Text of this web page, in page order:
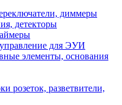
диммеры
детекторы
для ЭУИ
элементы, основания
розеток, разветвители,